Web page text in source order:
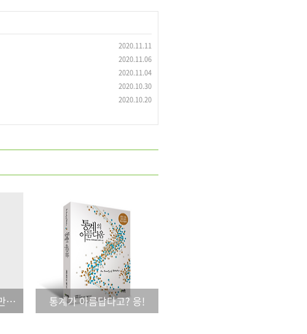
2020.11.11
2020.11.06
2020.11.04
2020.10.30
2020.10.20
더 나은 소프트웨어를 만들고픈 모든 개발자에게... 통계가 아름답다고? 응!